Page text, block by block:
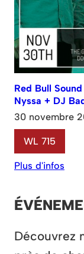
Red Bull
Nyssa + DJ
30 novembre
WL 715
Plus d'infos
Découvrez